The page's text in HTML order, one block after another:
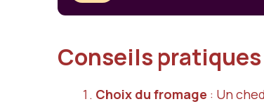
Conseils
Choix du fromage : Un